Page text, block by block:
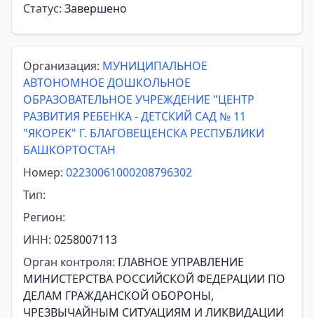
Статус: Завершено
Организация: МУНИЦИПАЛЬНОЕ
АВТОНОМНОЕ ДОШКОЛЬНОЕ
ОБРАЗОВАТЕЛЬНОЕ УЧРЕЖДЕНИЕ "ЦЕНТР
РАЗВИТИЯ РЕБЕНКА - ДЕТСКИЙ САД № 11
"ЯКОРЕК" Г. БЛАГОВЕЩЕНСКА РЕСПУБЛИКИ
БАШКОРТОСТАН
Номер: 02230061000208796302
Тип:
Регион:
ИНН: 0258007113
Орган контроля: ГЛАВНОЕ УПРАВЛЕНИЕ
МИНИСТЕРСТВА РОССИЙСКОЙ ФЕДЕРАЦИИ ПО
ДЕЛАМ ГРАЖДАНСКОЙ ОБОРОНЫ,
ЧРЕЗВЫЧАЙНЫМ СИТУАЦИЯМ И ЛИКВИДАЦИИ